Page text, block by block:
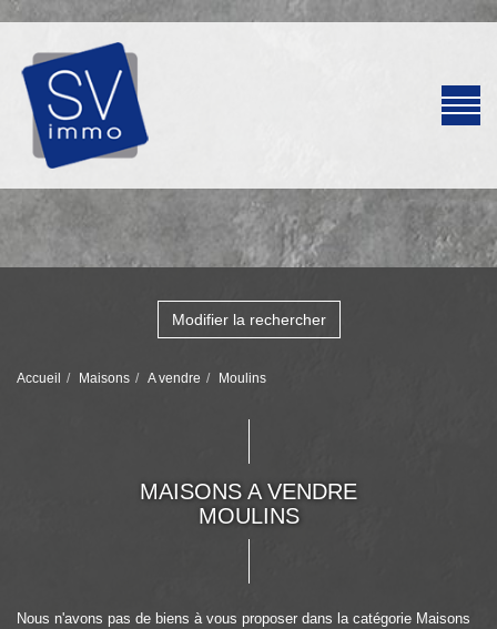
Modifier la rechercher
Accueil Maisons A vendre Moulins
MAISONS A VENDRE
MOULINS
Nous n'avons pas de biens à vous proposer dans la catégorie Maisons